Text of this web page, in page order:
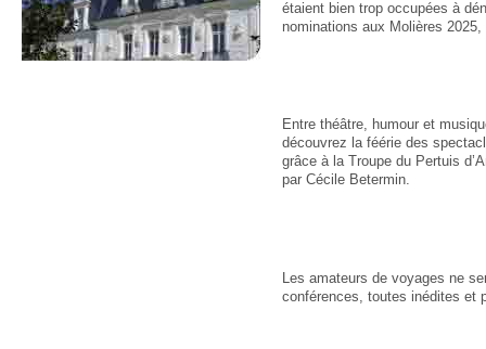
étaient bien trop occupées à
nominations aux Molières
Entre théâtre, humour et
découvrez la féérie des
grâce à la Troupe du Pertuis
par Cécile Betermin.
Les amateurs de voyages ne
conférences, toutes inédites et